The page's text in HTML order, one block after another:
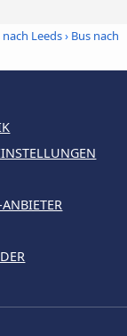
nach Leeds› Bus nach